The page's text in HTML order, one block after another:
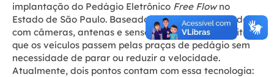
implantação do Pedágio Eletrônico Free Flowno
Estado de São Paulo. Baseado em pórticos equipados
com câmeras, antenas e sensores, o sistema permite
que os veículos passem pelas praças de pedágio sem
necessidade de parar ou reduzir a velocidade.
Atualmente, dois pontos contam com essa tecnologia: